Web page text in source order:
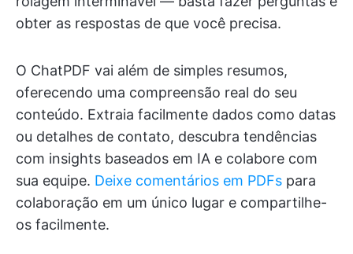
obter as respostas de que você precisa.
O ChatPDF vai além de simples resumos,
oferecendo uma compreensão real do seu
conteúdo. Extraia facilmente dados como datas
ou detalhes de contato, descubra tendências
com insights baseados em IA e colabore com
sua equipe. Deixe comentários em PDFs para
colaboração em um único lugar e compartilhe-
os facilmente.